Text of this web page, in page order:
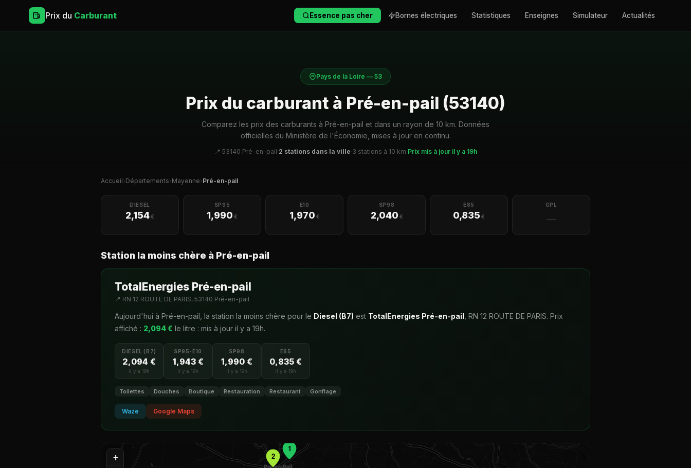
Prix du Carburant Essence pas cher Bornes électriques Statistiques Enseignes Simulateur Actualités
Pays de la Loire — 53
Prix du carburant à Pré-en-pail (53140)
Comparez les prix des carburants à Pré-en-pail et dans un rayon de 10 km. Données
officielles du Ministère de l'Économie, mises à jour en continu.
📍 53140 Pré-en-pail·2 stations dans la ville·3 stations à 10 km·Prix mis à jour il y a 19h
Accueil›Départements›Mayenne›Pré-en-pail
DIESEL
2,154€
SP95
1,990 €
E10
1,970 €
SP98
2,040 €
E85
0,835 €
GPL
—
Station la moins chère à Pré-en-pail
TotalEnergies Pré-en-pail
📍 RN 12 ROUTE DE PARIS, 53140 Pré-en-pail
Aujourd'hui à Pré-en-pail, la station la moins chère pour le Diesel (B7) est TotalEnergies Pré-en-pail , RN 12 ROUTE DE PARIS. Prix
affiché : 2,094 € le litre : mis à jour il y a 19h.
DIESEL (B7)
2,094 €
il y a 19h
SP95-E10
1,943 €
il y a 19h
SP98
1,990 €
il y a 19h
E85
0,835 €
il y a 19h
Toilettes Douches Boutique Restauration Restaurant Gonflage
Waze Google Maps
1
2
+